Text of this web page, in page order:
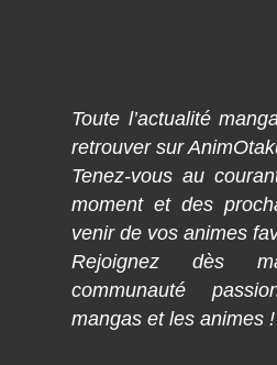
Toute l’actualité
retrouver sur
Tenez-vous au
moment et des
venir de vos animes
Rejoignez dès
communauté
mangas et les animes !